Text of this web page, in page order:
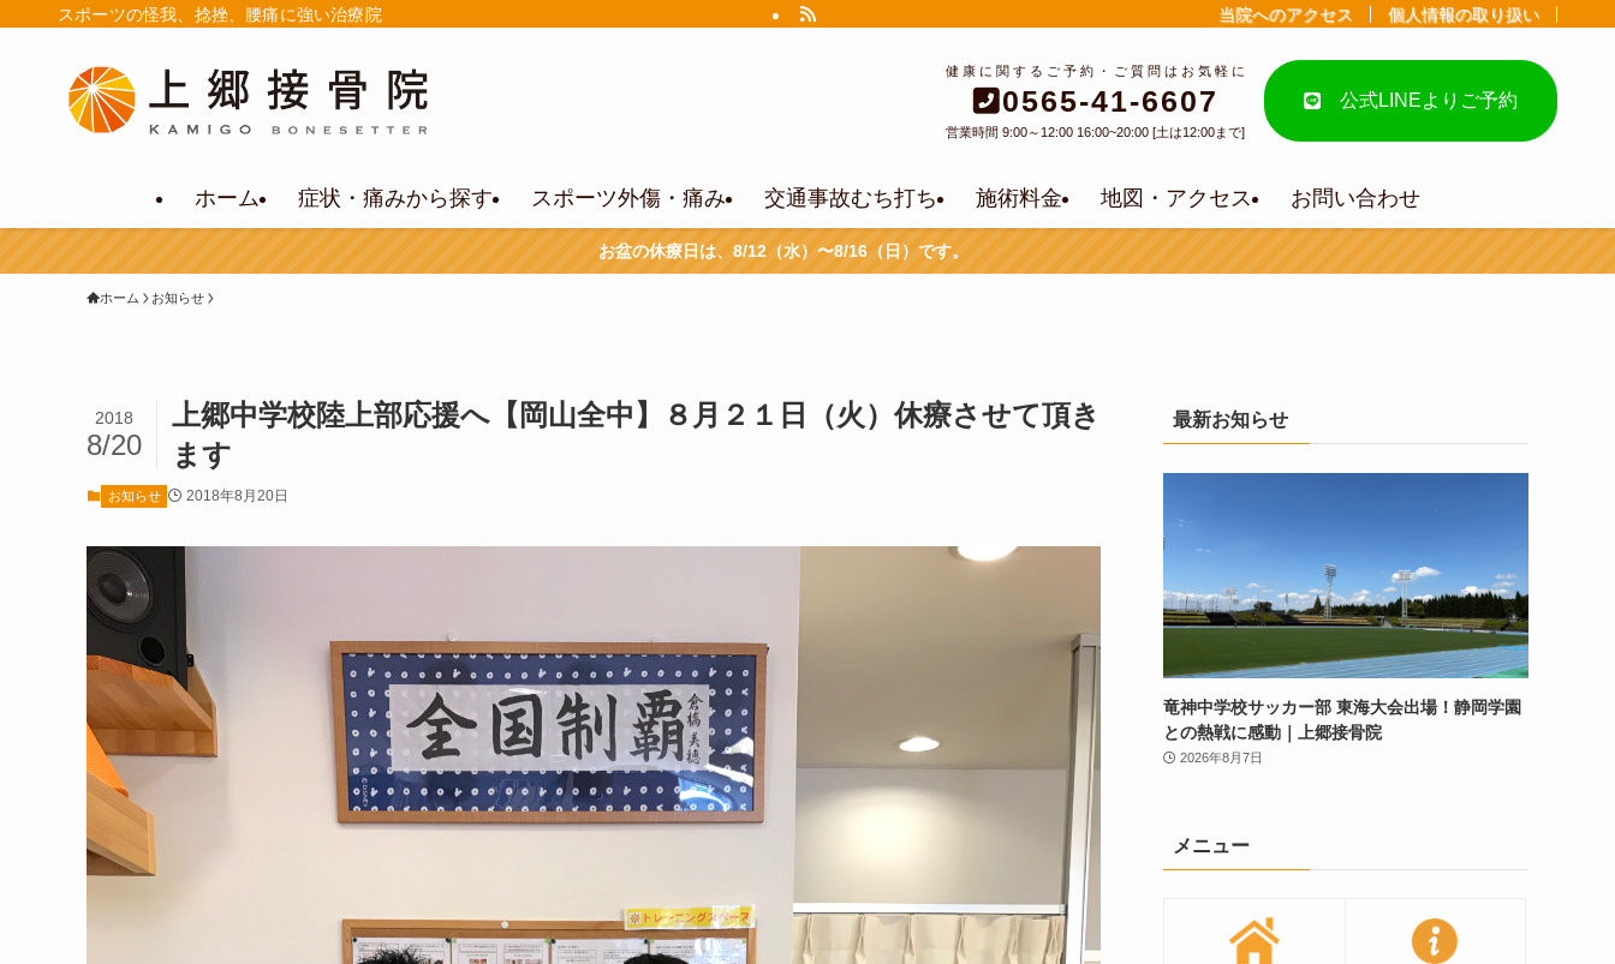
スポーツの怪我、捻挫、腰痛に強い治療院 当院へのアクセス 個人情報の取り扱い
健康に関するご予約・ご質問はお気軽に
0565-41-6607
営業時間 9:00～12:00 16:00~20:00 [土は12:00まで]
公式LINEよりご予約
ホーム 症状・痛みから探す スポーツ外傷・痛み 交通事故むち打ち 施術料金 地図・アクセス お問い合わせ
お盆の休療日は、8/12（水）〜8/16（日）です。
ホーム お知らせ
上郷中学校陸上部応援へ【岡山全中】８月２１日（火）休療させて頂き
ます
2018
8/20
お知らせ 2018年8月20日
最新お知らせ
竜神中学校サッカー部 東海大会出場！静岡学園
との熱戦に感動｜上郷接骨院
2026年8月7日
メニュー